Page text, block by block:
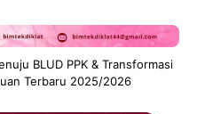
BLUD PPK & Transformasi
Terbaru 2025/2026